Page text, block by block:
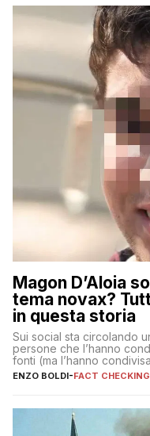
Magon D’Aloia
tema novax?
in questa storia
Sui social sta circolando
persone che l’hanno
fonti (ma l’hanno
ENZO BOLDI-FACT CHECKING